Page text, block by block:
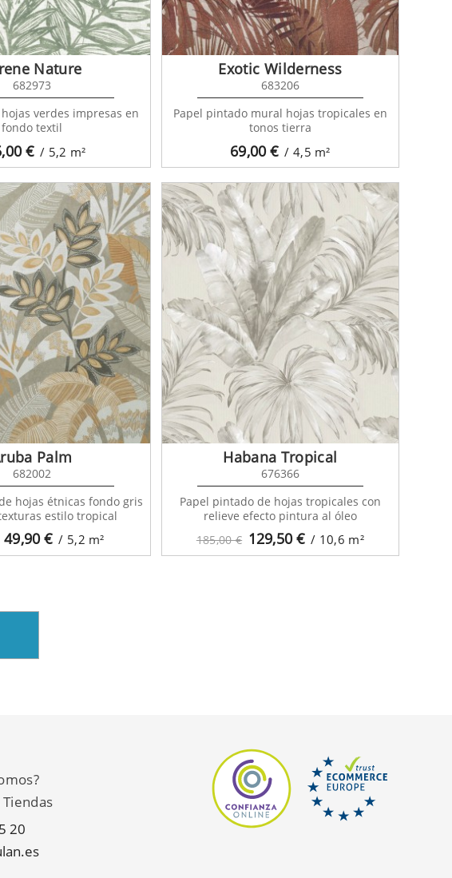
€ / 5,2 m²
Nature
682973
verdes impresas en
fondo textil
69,00€ / 4,5 m²
Exotic Wilderness
683206
Papel pintado mural hojas tropicales en
tonos tierra
49,90€ / 5,2 m²
Palm
682002
hojas étnicas fondo gris
estilo tropical
185,00 € 129,50€ / 10,6 m²
Habana Tropical
676366
Papel pintado de hojas tropicales con
relieve efecto pintura al óleo
20